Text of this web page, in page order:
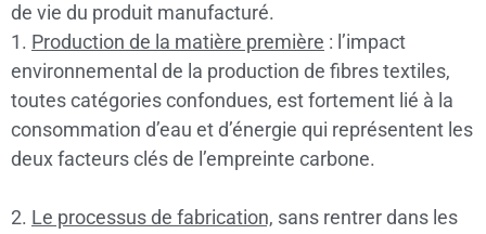
de vie du produit manufacturé.
1. Production de la matière première : l’impact
environnemental de la production de fibres textiles,
toutes catégories confondues, est fortement lié à la
consommation d’eau et d’énergie qui représentent les
deux facteurs clés de l’empreinte carbone.
2. Le processus de fabrication, sans rentrer dans les